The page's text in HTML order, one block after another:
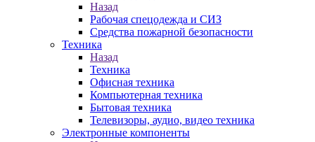
Назад
Рабочая спецодежда и СИЗ
Средства пожарной безопасности
Техника
Назад
Техника
Офисная техника
Компьютерная техника
Бытовая техника
Телевизоры, аудио, видео техника
Электронные компоненты